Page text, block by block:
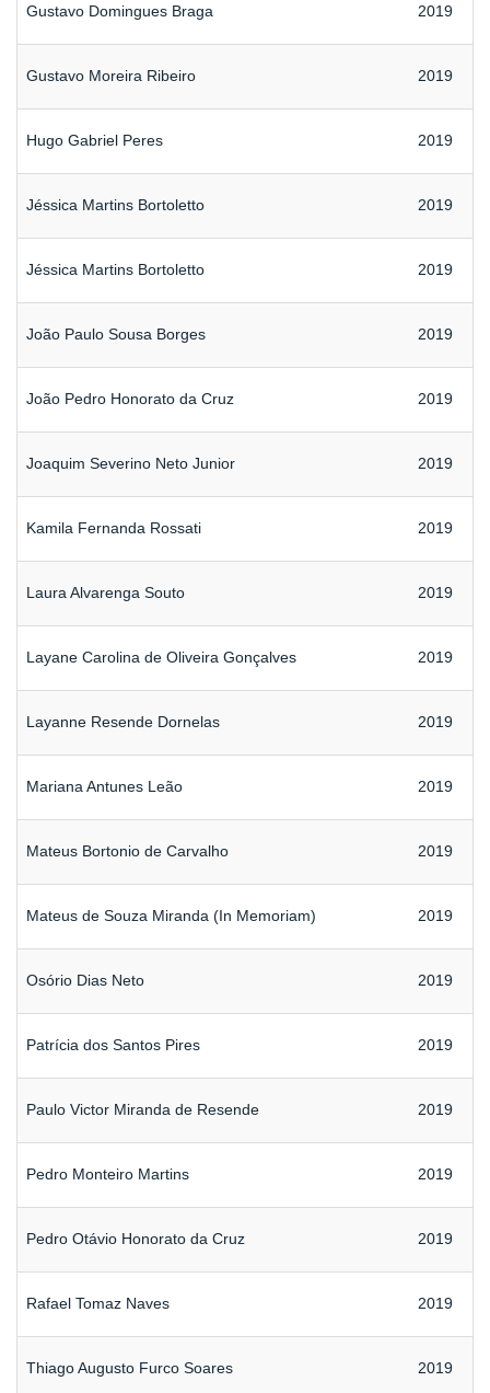
Gustavo Domingues Braga 2019
Gustavo Moreira Ribeiro 2019
Hugo Gabriel Peres 2019
Jéssica Martins Bortoletto 2019
Jéssica Martins Bortoletto 2019
João Paulo Sousa Borges 2019
João Pedro Honorato da Cruz 2019
Joaquim Severino Neto Junior 2019
Kamila Fernanda Rossati 2019
Laura Alvarenga Souto 2019
Layane Carolina de Oliveira Gonçalves 2019
Layanne Resende Dornelas 2019
Mariana Antunes Leão 2019
Mateus Bortonio de Carvalho 2019
Mateus de Souza Miranda (In Memoriam) 2019
Osório Dias Neto 2019
Patrícia dos Santos Pires 2019
Paulo Victor Miranda de Resende 2019
Pedro Monteiro Martins 2019
Pedro Otávio Honorato da Cruz 2019
Rafael Tomaz Naves 2019
Thiago Augusto Furco Soares 2019